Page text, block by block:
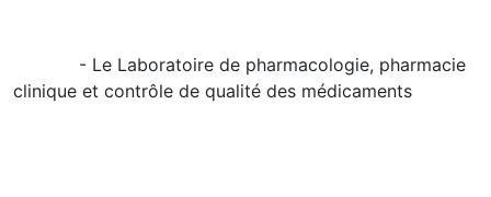
- Le Laboratoire de pharmacologie, pharmacie
clinique et contrôle de qualité des médicaments